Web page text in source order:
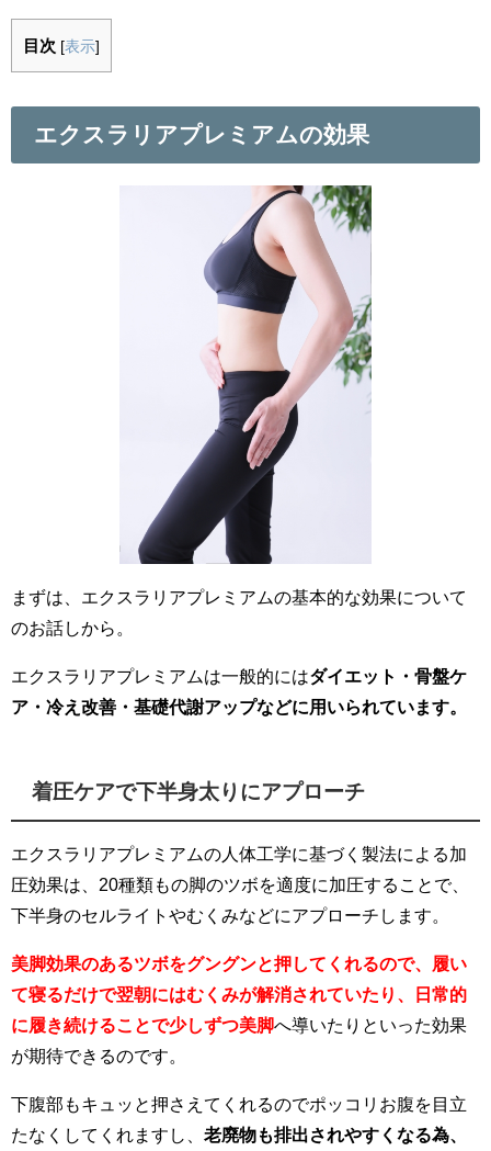
目次 [表示]
エクスラリアプレミアムの効果
まずは、エクスラリアプレミアムの基本的な効果について
のお話しから。
エクスラリアプレミアムは一般的にはダイエット・骨盤ケ
ア・冷え改善・基礎代謝アップなどに用いられています。
着圧ケアで下半身太りにアプローチ
エクスラリアプレミアムの人体工学に基づく製法による加
圧効果は、20種類もの脚のツボを適度に加圧することで、
下半身のセルライトやむくみなどにアプローチします。
美脚効果のあるツボをグングンと押してくれるので、履い
て寝るだけで翌朝にはむくみが解消されていたり、日常的
に履き続けることで少しずつ美脚へ導いたりといった効果
が期待できるのです。
下腹部もキュッと押さえてくれるのでポッコリお腹を目立
たなくしてくれますし、 老廃物も排出されやすくなる為、